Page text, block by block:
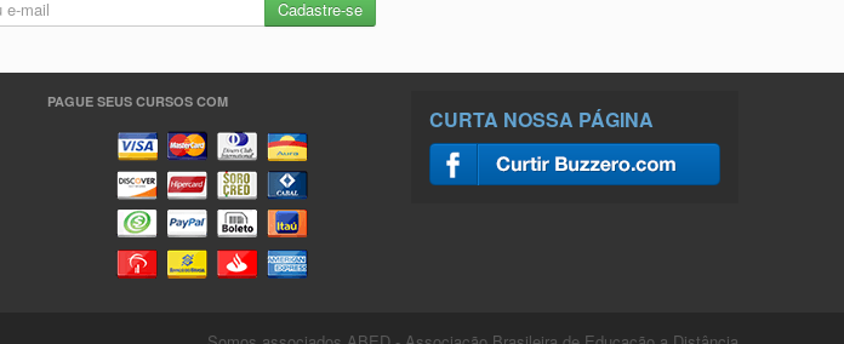
PAGUE SEUS CURSOS COM
CURTA NOSSA PÁGINA